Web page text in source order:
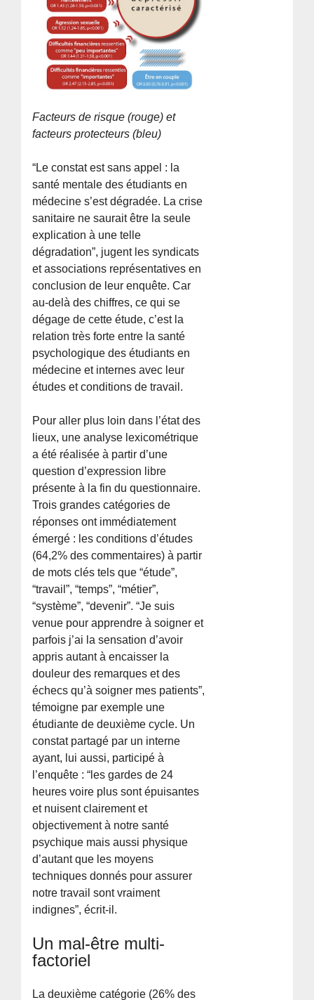
Facteurs de risque (rouge) et
facteurs protecteurs (bleu)
“Le constat est sans appel : la
santé mentale des étudiants en
médecine s’est dégradée. La crise
sanitaire ne saurait être la seule
explication à une telle
dégradation”, jugent les syndicats
et associations représentatives en
conclusion de leur enquête. Car
au-delà des chiffres, ce qui se
dégage de cette étude, c’est la
relation très forte entre la santé
psychologique des étudiants en
médecine et internes avec leur
études et conditions de travail.
Pour aller plus loin dans l’état des
lieux, une analyse lexicométrique
a été réalisée à partir d’une
question d’expression libre
présente à la fin du questionnaire.
Trois grandes catégories de
réponses ont immédiatement
émergé : les conditions d’études
(64,2% des commentaires) à partir
de mots clés tels que “étude”,
“travail”, “temps”, “métier”,
“système”, “devenir”. “Je suis
venue pour apprendre à soigner et
parfois j’ai la sensation d’avoir
appris autant à encaisser la
douleur des remarques et des
échecs qu’à soigner mes patients”,
témoigne par exemple une
étudiante de deuxième cycle. Un
constat partagé par un interne
ayant, lui aussi, participé à
l’enquête : “les gardes de 24
heures voire plus sont épuisantes
et nuisent clairement et
objectivement à notre santé
psychique mais aussi physique
d’autant que les moyens
techniques donnés pour assurer
notre travail sont vraiment
indignes”, écrit-il.
Un mal-être multi-
factoriel
La deuxième catégorie (26% des